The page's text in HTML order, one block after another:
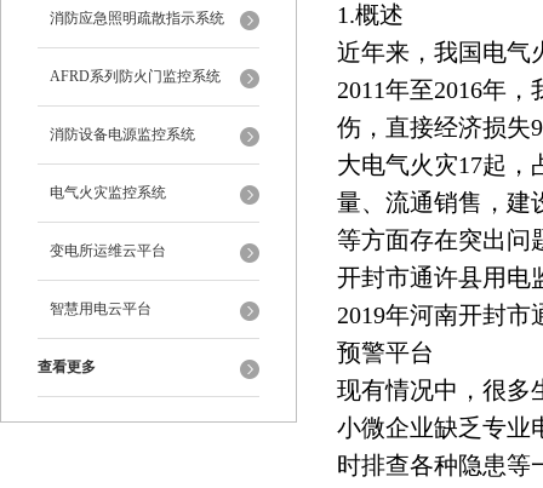
消防应急照明疏散指示系统
AFRD系列防火门监控系统
消防设备电源监控系统
电气火灾监控系统
变电所运维云平台
智慧用电云平台
查看更多
1.概述
近年来，我国电气
2011年至2016年
伤，直接经济损失
大电气火灾17起，
量、流通销售，建
等方面存在突出问
开封市通许县用电
2019年河南开封
预警平台
现有情况中，很多
小微企业缺乏专业
时排查各种隐患等